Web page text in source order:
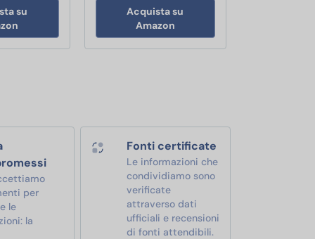
su
Acquista su
Amazon
per
le
la
Fonti certificate
Le informazioni che
condividiamo sono
verificate
attraverso dati
ufficiali e recensioni
di fonti attendibili.